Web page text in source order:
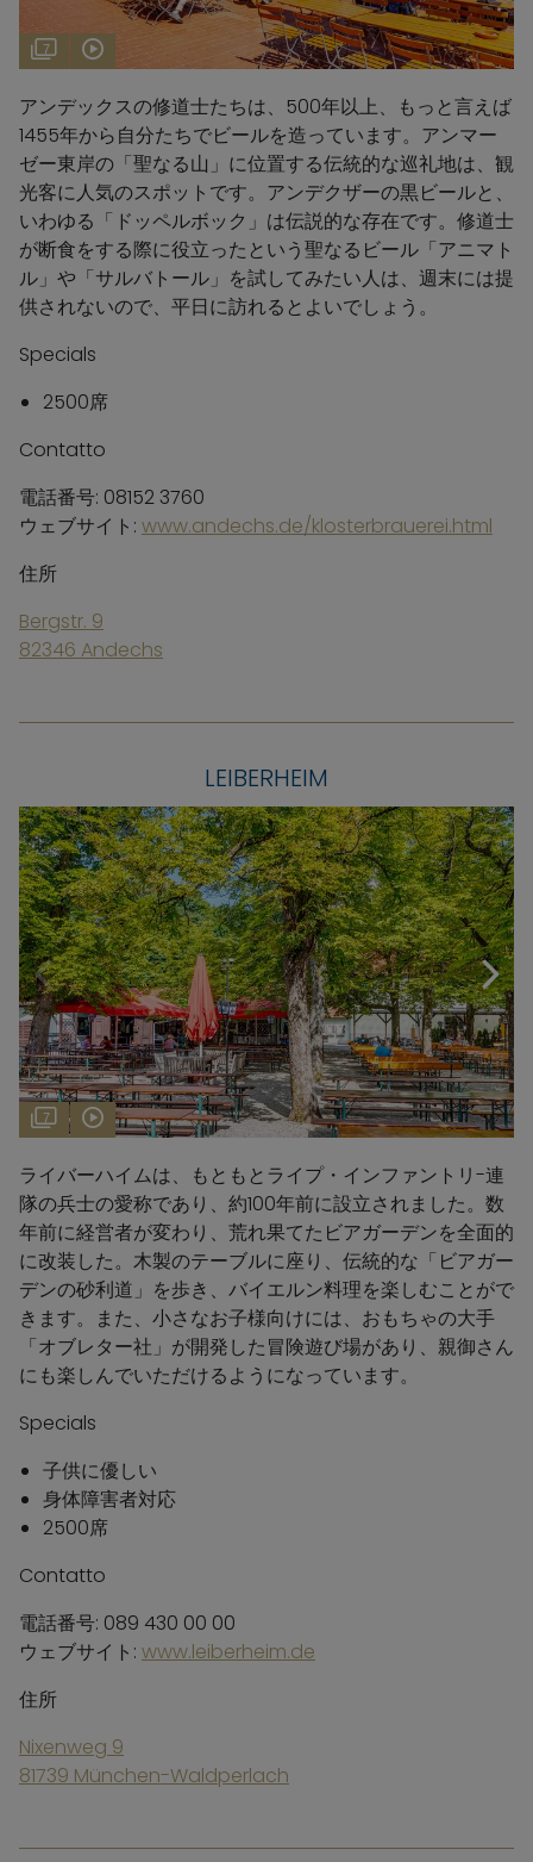
7
アンデックスの修道士たちは、500年以上、もっと言えば
1455年から自分たちでビールを造っています。アンマー
ゼー東岸の「聖なる山」に位置する伝統的な巡礼地は、観
光客に人気のスポットです。アンデクザーの黒ビールと、
いわゆる「ドッペルボック」は伝説的な存在です。修道士
が断食をする際に役立ったという聖なるビール「アニマト
ル」や「サルバトール」を試してみたい人は、週末には提
供されないので、平日に訪れるとよいでしょう。
Specials
2500席
Contatto
電話番号: 08152 3760
ウェブサイト: www.andechs.de/klosterbrauerei.html
住所
Bergstr. 9
82346 Andechs
LEIBERHEIM
7
ライバーハイムは、もともとライプ・インファントリ-連
隊の兵士の愛称であり、約100年前に設立されました。数
年前に経営者が変わり、荒れ果てたビアガーデンを全面的
に改装した。木製のテーブルに座り、伝統的な「ビアガー
デンの砂利道」を歩き、バイエルン料理を楽しむことがで
きます。また、小さなお子様向けには、おもちゃの大手
「オブレター社」が開発した冒険遊び場があり、親御さん
にも楽しんでいただけるようになっています。
Specials
子供に優しい
身体障害者対応
2500席
Contatto
電話番号: 089 430 00 00
ウェブサイト: www.leiberheim.de
住所
Nixenweg 9
81739 München-Waldperlach